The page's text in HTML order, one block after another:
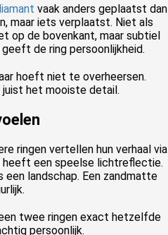
vaak anders geplaatst dan
maar iets verplaatst. Niet als
op de bovenkant, maar subtiel
de ring persoonlijkheid.
hoeft niet te overheersen.
juist het mooiste detail.
ringen vertellen hun verhaal via
heeft een speelse lichtreflectie.
een landschap. Een zandmatte
twee ringen exact hetzelfde
persoonlijk.